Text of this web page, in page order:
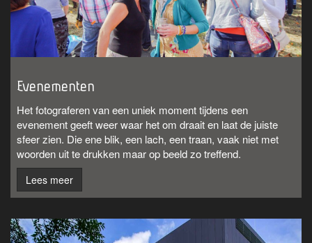
Evenementen
Het fotograferen van een uniek moment tijdens een
evenement geeft weer waar het om draait en laat de juiste
sfeer zien. Die ene blik, een lach, een traan, vaak niet met
woorden uit te drukken maar op beeld zo treffend.
Lees meer